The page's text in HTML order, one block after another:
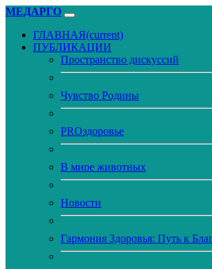
МЕДАРГО
ГЛАВНАЯ(current)
ПУБЛИКАЦИИ
Пространство дискуссий
Чувство Родины
PROздоровье
В мире животных
Новости
Гармония Здоровья: Путь к